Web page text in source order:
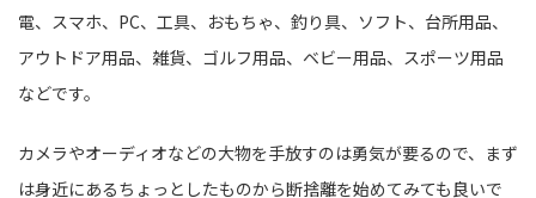
電、スマホ、PC、工具、おもちゃ、釣り具、ソフト、台所用品、
アウトドア用品、雑貨、ゴルフ用品、ベビー用品、スポーツ用品
などです。
カメラやオーディオなどの大物を手放すのは勇気が要るので、まず
は身近にあるちょっとしたものから断捨離を始めてみても良いで